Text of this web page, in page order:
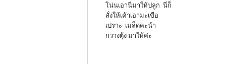
โน่นเอานี่มาให้ปลูก นี่ก็
สั่งให้เค้าเอามะเขือ
เปราะ เมล็ดคะน้า
กวางตุ้ง มาให้ค่ะ